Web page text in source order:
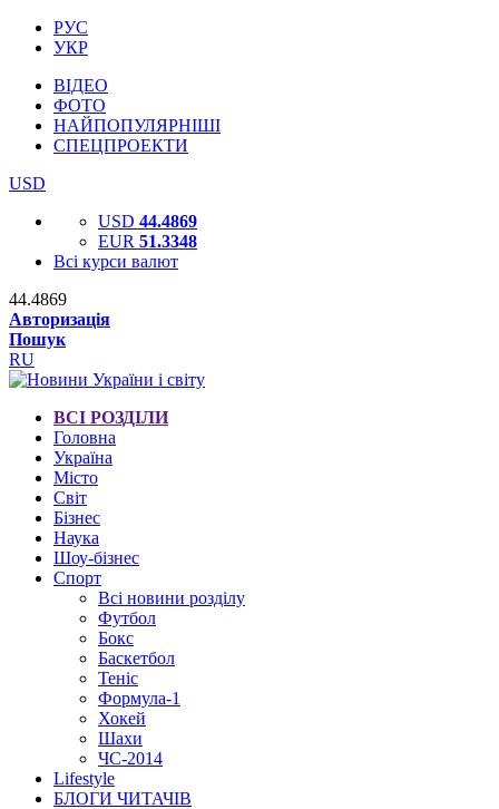
РУС
УКР
ВІДЕО
ФОТО
НАЙПОПУЛЯРНІШІ
СПЕЦПРОЕКТИ
USD
USD 44.4869
EUR 51.3348
Всі курси валют
44.4869
Авторизація
Пошук
RU
ВСІ РОЗДІЛИ
Головна
Україна
Місто
Світ
Бізнес
Наука
Шоу-бізнес
Спорт
Всі новини розділу
Футбол
Бокс
Баскетбол
Теніс
Формула-1
Хокей
Шахи
ЧС-2014
Lifestyle
БЛОГИ ЧИТАЧІВ